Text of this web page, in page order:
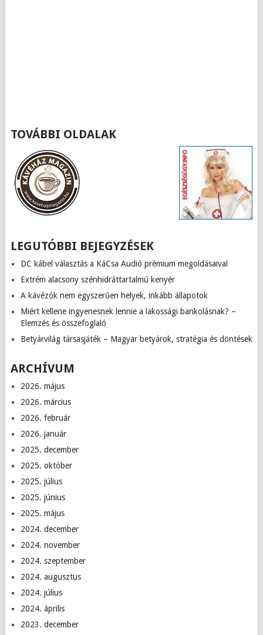
TOVÁBBI OLDALAK
LEGUTÓBBI BEJEGYZÉSEK
DC kábel választás a KáCsa Audió prémium megoldásaival
Extrém alacsony szénhidráttartalmú kenyér
A kávézók nem egyszerűen helyek, inkább állapotok
Miért kellene ingyenesnek lennie a lakossági bankolásnak? –
Elemzés és összefoglaló
Betyárvilág társasjáték – Magyar betyárok, stratégia és döntések
ARCHÍVUM
2026. május
2026. március
2026. február
2026. január
2025. december
2025. október
2025. július
2025. június
2025. május
2024. december
2024. november
2024. szeptember
2024. augusztus
2024. július
2024. április
2023. december